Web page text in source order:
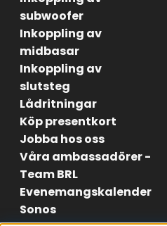
subwoofer
Inkoppling av
midbasar
Inkoppling av
slutsteg
Lådritningar
Köp presentkort
Jobba hos oss
Våra ambassadörer -
Team BRL
Evenemangskalender
Sonos